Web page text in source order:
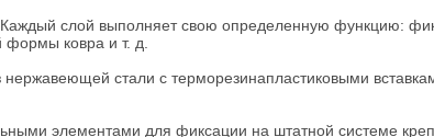
Каждый слой выполняет свою определенную функцию:
формы ковра и т. д.
нержавеющей стали с терморезинапластиковыми
элементами для фиксации на штатной системе